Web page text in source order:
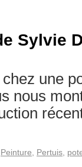
Sylvie
une
nous
Peinture Pertuis